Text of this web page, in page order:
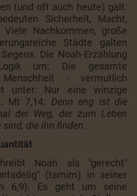
(und oft auch heute) galt:
Sicherheit, Macht,
Nachkommen, große
Städte galten
Die Noah-Erzählung
um: Die gesamte
Menschheit - vermutlich
unter. Nur eine winzige
Mt 7,14: Denn eng ist die
der Weg, der zum Leben
die ihn finden.
Noah als "gerecht"
(tamim) in seiner
6,9). Es geht um seine